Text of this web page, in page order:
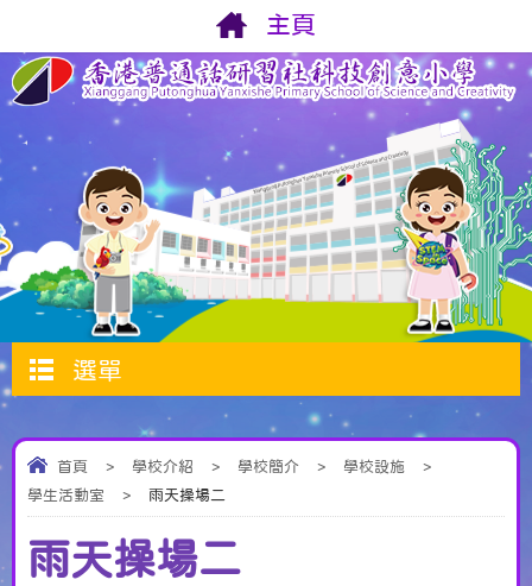
主頁
選單
首頁 > 學校介紹 > 學校簡介 > 學校設施
>
學生活動室
> 雨天操場二
雨天操場二